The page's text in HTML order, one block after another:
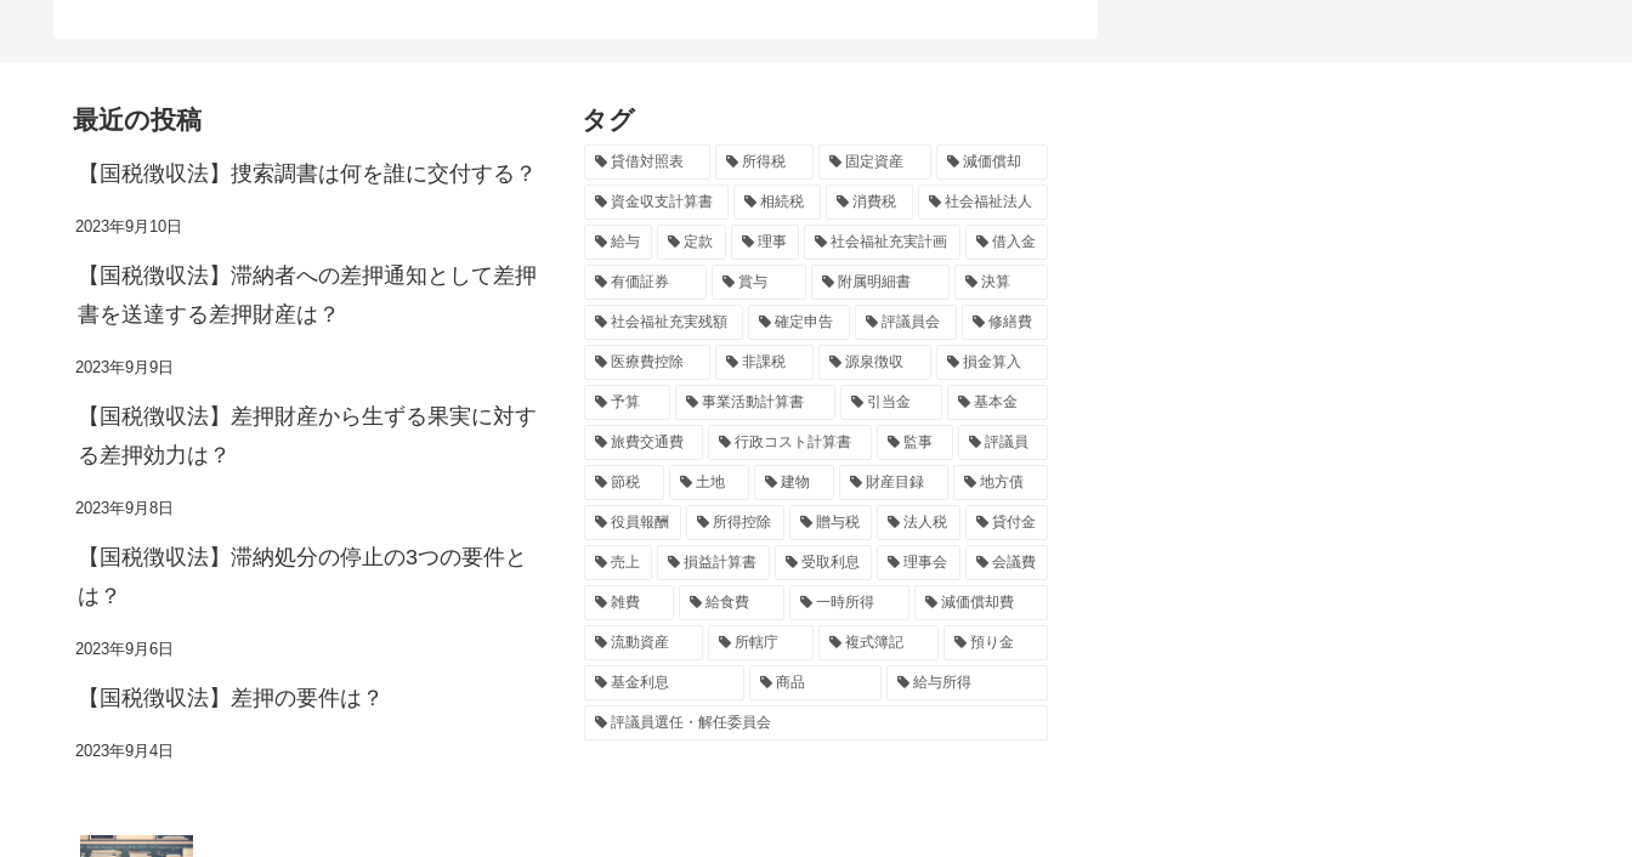
最近の投稿
【国税徴収法】捜索調書は何を誰に交付する？
2023年9月10日
【国税徴収法】滞納者への差押通知として差押
書を送達する差押財産は？
2023年9月9日
【国税徴収法】差押財産から生ずる果実に対す
る差押効力は？
2023年9月8日
【国税徴収法】滞納処分の停止の3つの要件と
は？
2023年9月6日
【国税徴収法】差押の要件は？
2023年9月4日
タグ
貸借対照表 所得税 固定資産 減価償却
資金収支計算書 相続税 消費税 社会福祉法人
給与 定款 理事 社会福祉充実計画 借入金
有価証券 賞与 附属明細書 決算
社会福祉充実残額 確定申告 評議員会 修繕費
医療費控除 非課税 源泉徴収 損金算入
予算 事業活動計算書 引当金 基本金
旅費交通費 行政コスト計算書 監事 評議員
節税 土地 建物 財産目録 地方債
役員報酬 所得控除 贈与税 法人税 貸付金
売上 損益計算書 受取利息 理事会 会議費
雑費 給食費 一時所得 減価償却費
流動資産 所轄庁 複式簿記 預り金
基金利息 商品 給与所得
評議員選任・解任委員会